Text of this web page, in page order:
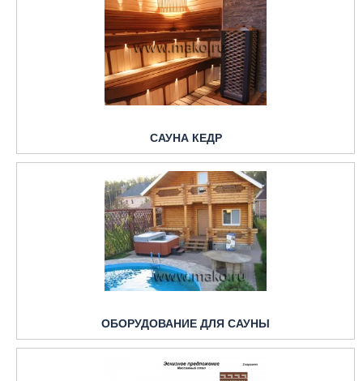
САУНА КЕДР
ОБОРУДОВАНИЕ ДЛЯ САУНЫ